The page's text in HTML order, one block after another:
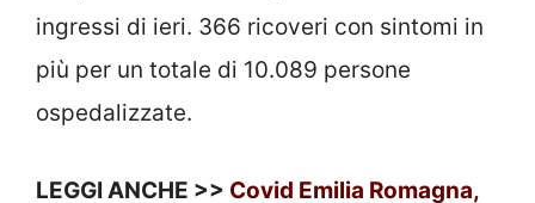
ingressi di ieri. 366 ricoveri con sintomi in
più per un totale di 10.089 persone
ospedalizzate.
LEGGI ANCHE >> Covid Emilia Romagna,